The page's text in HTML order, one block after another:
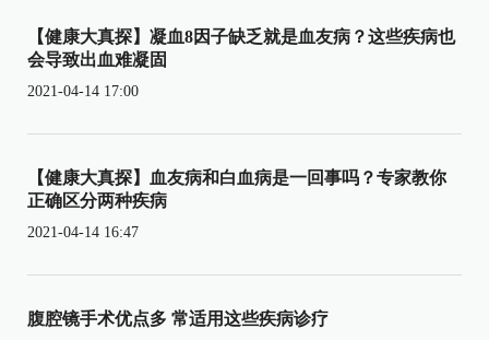
【健康大真探】凝血8因子缺乏就是血友病？这些疾病也
会导致出血难凝固
2021-04-14 17:00
【健康大真探】血友病和白血病是一回事吗？专家教你
正确区分两种疾病
2021-04-14 16:47
腹腔镜手术优点多 常适用这些疾病诊疗